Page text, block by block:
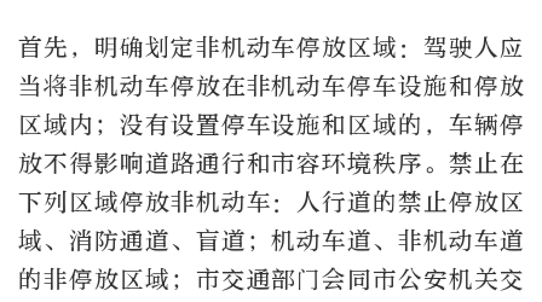
首先，明确划定非机动车停放区域：驾驶人应
当将非机动车停放在非机动车停车设施和停放
区域内；没有设置停车设施和区域的，车辆停
放不得影响道路通行和市容环境秩序。禁止在
下列区域停放非机动车：人行道的禁止停放区
域、消防通道、盲道；机动车道、非机动车道
的非停放区域；市交通部门会同市公安机关交